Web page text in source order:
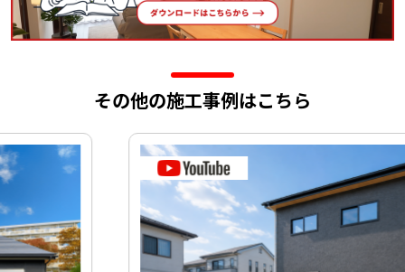
その他の施工事例はこちら